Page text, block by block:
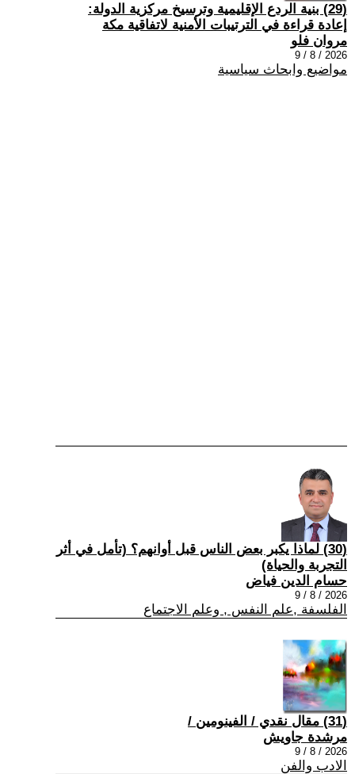
(29) بنية الردع الإقليمية وترسيخ مركزية الدولة:
إعادة قراءة في الترتيبات الأمنية لاتفاقية مكة
مروان فلو
2026 / 8 / 9
مواضيع وابحاث سياسية
(30) لماذا يكبر بعض الناس قبل أوانهم؟ (تأمل في أثر
التجربة والحياة)
حسام الدين فياض
2026 / 8 / 9
الفلسفة ,علم النفس , وعلم الاجتماع
(31) مقال نقدي / الفينومين /
مرشدة جاويش
2026 / 8 / 9
الادب والفن